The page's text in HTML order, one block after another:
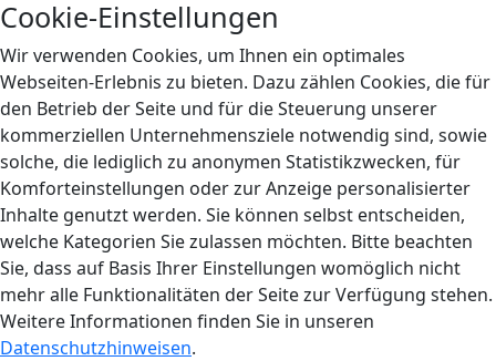
Cookie-Einstellungen
Wir verwenden Cookies, um Ihnen ein optimales
Webseiten-Erlebnis zu bieten. Dazu zählen Cookies, die für
den Betrieb der Seite und für die Steuerung unserer
kommerziellen Unternehmensziele notwendig sind, sowie
solche, die lediglich zu anonymen Statistikzwecken, für
Komforteinstellungen oder zur Anzeige personalisierter
Inhalte genutzt werden. Sie können selbst entscheiden,
welche Kategorien Sie zulassen möchten. Bitte beachten
Sie, dass auf Basis Ihrer Einstellungen womöglich nicht
mehr alle Funktionalitäten der Seite zur Verfügung stehen.
Weitere Informationen finden Sie in unseren
Datenschutzhinweisen.